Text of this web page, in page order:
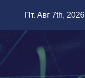
содержимому
Пт. Авг 7th, 2026